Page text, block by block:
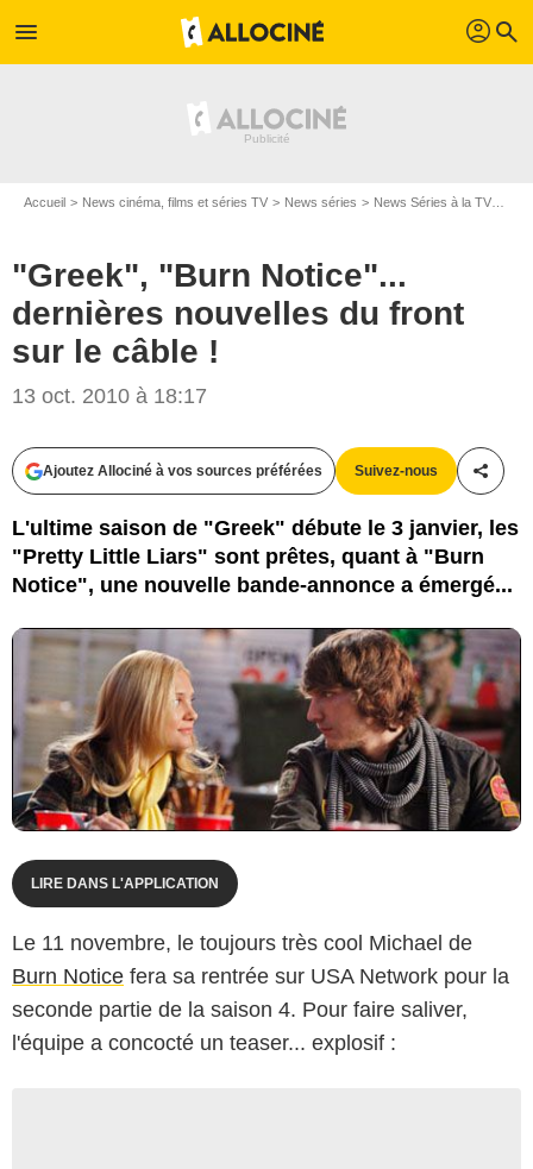
menu profil search
Accueil News cinéma, films et séries TV News séries News Séries à la TV
"Greek", "Burn Notice"...
dernières nouvelles du front
sur le câble !
13 oct. 2010 à 18:17
Ajoutez Allociné à vos sources préférées Suivez-nous
L'ultime saison de "Greek" débute le 3 janvier, les
"Pretty Little Liars" sont prêtes, quant à "Burn
Notice", une nouvelle bande-annonce a émergé...
LIRE DANS L'APPLICATION
Le 11 novembre, le toujours très cool Michael de
Burn Notice fera sa rentrée sur USA Network pour la
seconde partie de la saison 4. Pour faire saliver,
l'équipe a concocté un teaser... explosif :